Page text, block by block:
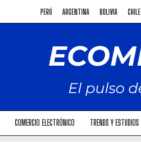
PERÚ ARGENTINA BOLIVIA CHILE
COMERCIO ELECTRÓNICO TRENDS Y ESTUDIOS